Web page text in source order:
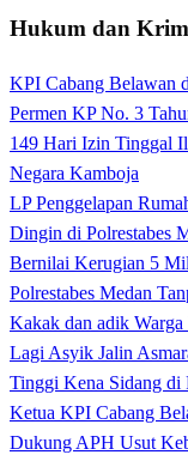
Hukum dan
KPI Cabang Belawan
Permen KP No. 3
149 Hari Izin Tinggal
Negara Kamboja
LP Penggelapan
Dingin di Polrestabes
Bernilai Kerugian 5
Polrestabes Medan
Kakak dan adik
Lagi Asyik Jalin
Tinggi Kena Sidang di
Ketua KPI Cabang
Dukung APH Usut